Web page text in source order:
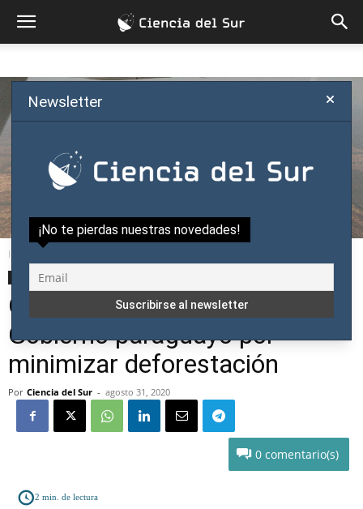
Inicio
Enterate Actualidad
Organizaciones repudian a
Gobierno paraguayo por
minimizar deforestación
Por Ciencia del Sur - agosto 31, 2020
0
2 min. de lectura
Newsletter
¡No te pierdas nuestras novedades!